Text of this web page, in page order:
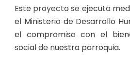
Este proyecto se ejecuta
el Ministerio de Desarrollo
el compromiso con el
social de nuestra parroquia.